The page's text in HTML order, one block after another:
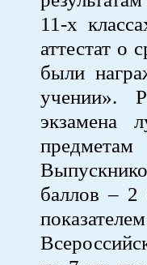
11-х
аттестат о
были
учении».
экзамена
баллов – 2